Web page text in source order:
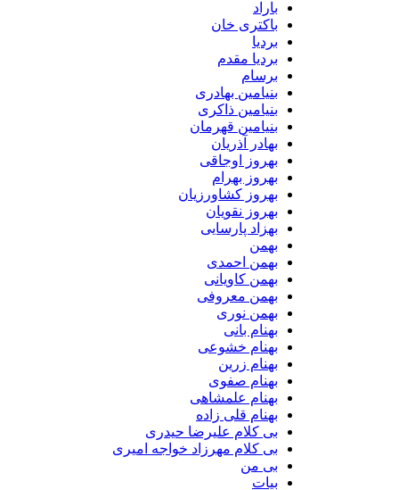
باکتری خان
بردیا مقدم
بنیامین بهادری
بنیامین ذاکری
بنیامین قهرمان
بهادر آذریان
بهروز اوجاقی
بهروز بهرام
بهروز کشاورزیان
بهروز نقویان
بهزاد پارسایی
بهمن احمدی
بهمن کاویانی
بهمن معروفی
بهمن نوری
بهنام بانی
بهنام خشوعی
بهنام زرین
بهنام صفوی
بهنام علمشاهی
بهنام قلی زاده
بی کلام علیرضا حیدری
بی کلام مهرزاد خواجه امیری